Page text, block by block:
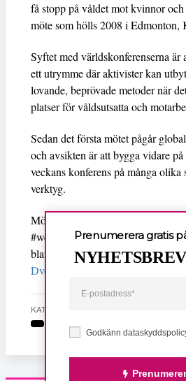
få stopp på våldet mot kvinnor
möte som hölls 2008 i Edmonton,
Syftet med världskonferenserna är
ett utrymme där aktivister kan
lovande, beprövade metoder när
platser för våldsutsatta och
Sedan det första mötet pågår
och avsikten är att bygga vidare
veckans konferens på många
verktyg.
Mötet har kunnat följas via Twitter
#wcws, och har bevakats av
bland andra Washington Post genom
Dvorak
KATEGORI
Godkänn
Prenumerera gratis
NYHETSBREV